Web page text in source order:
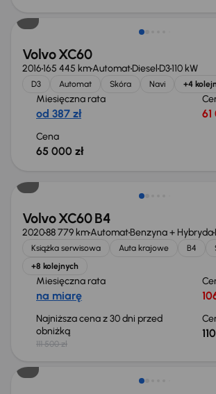
Volvo XC60
2016165 445 kmAutomatDiesel D3110 kW
D3 Automat Skóra Navi +4
Miesięczna rata
od 387 zł 61
Cena
65 000 zł
Volvo XC60 B4
202088 779 kmAutomatBenzyna + Hybryda
Książka serwisowa Auta krajowe B4
+8 kolejnych
Miesięczna rata
na miarę
Najniższa cena z 30 dni przed
obniżką
111 500 zł
Taniej o 500 zł